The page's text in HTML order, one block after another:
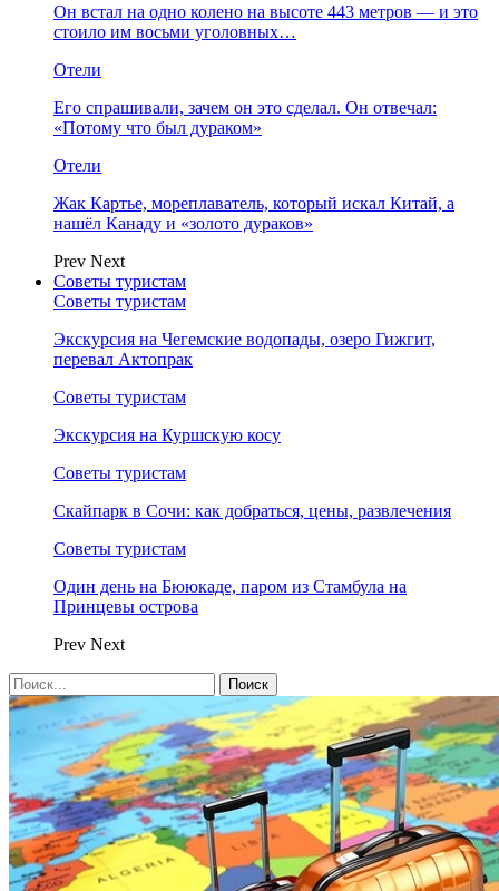
Он встал на одно колено на высоте 443 метров — и это
стоило им восьми уголовных…
Отели
Его спрашивали, зачем он это сделал. Он отвечал:
«Потому что был дураком»
Отели
Жак Картье, мореплаватель, который искал Китай, а
нашёл Канаду и «золото дураков»
Prev Next
Советы туристам
Советы туристам
Экскурсия на Чегемские водопады, озеро Гижгит,
перевал Актопрак
Советы туристам
Экскурсия на Куршскую косу
Советы туристам
Скайпарк в Сочи: как добраться, цены, развлечения
Советы туристам
Один день на Бююкаде, паром из Стамбула на
Принцевы острова
Prev Next